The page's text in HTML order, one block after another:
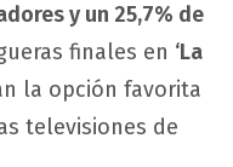
y un 25,7% de
finales en ‘La
la opción favorita
televisiones de